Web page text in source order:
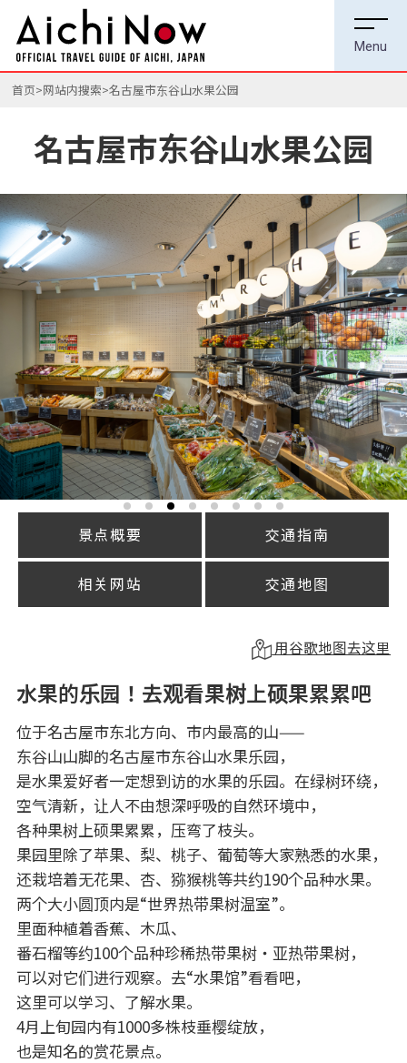
首页 网站内搜索 名古屋市东谷山水果公园
名古屋市东谷山水果公园
景点概要 交通指南
相关网站 交通地图
用谷歌地图去这里
水果的乐园！去观看果树上硕果累累吧
位于名古屋市东北方向、市内最高的山——
东谷山山脚的名古屋市东谷山水果乐园，
是水果爱好者一定想到访的水果的乐园。在绿树环绕，
空气清新，让人不由想深呼吸的自然环境中，
各种果树上硕果累累，压弯了枝头。
果园里除了苹果、梨、桃子、葡萄等大家熟悉的水果，
还栽培着无花果、杏、猕猴桃等共约190个品种水果。
两个大小圆顶内是“世界热带果树温室”。
里面种植着香蕉、木瓜、
番石榴等约100个品种珍稀热带果树・亚热带果树，
可以对它们进行观察。去“水果馆”看看吧，
这里可以学习、了解水果。
4月上旬园内有1000多株枝垂樱绽放，
也是知名的赏花景点。